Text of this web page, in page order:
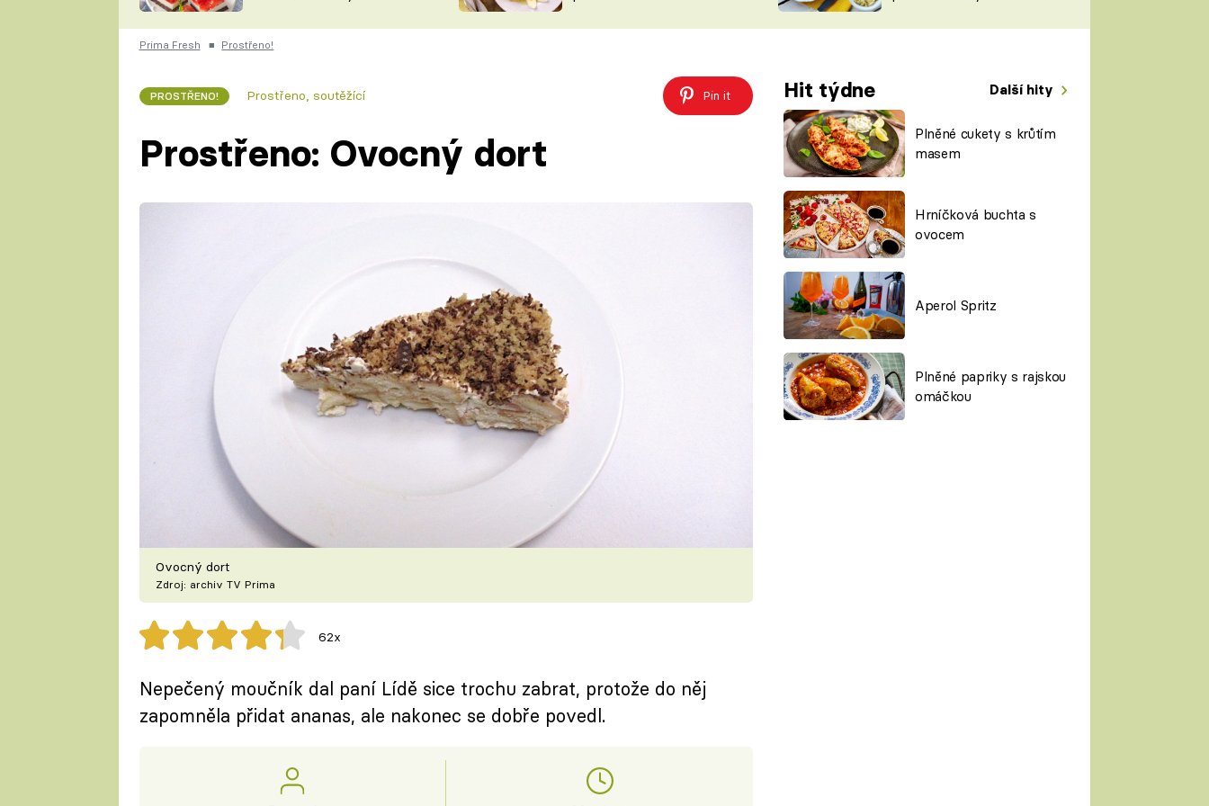
ČESKO NA TALÍŘI
KUCHAŘKA
VYCHYTÁVKY
ŠÉFREDAKTORKY
ČASOPIS
Prima Fresh ■ Prostřeno!
PROSTŘENO! Prostřeno, soutěžící Pin it Hit týdne Další hity
Plněné cukety s krůtím
masem
Hrníčková buchta s
ovocem
Aperol Spritz
Plněné papriky s rajskou
omáčkou
Prostřeno: Ovocný dort
Ovocný dort
Zdroj: archiv TV Prima
62x
Nepečený moučník dal paní Lídě sice trochu zabrat, protože do něj
zapomněla přidat ananas, ale nakonec se dobře povedl.